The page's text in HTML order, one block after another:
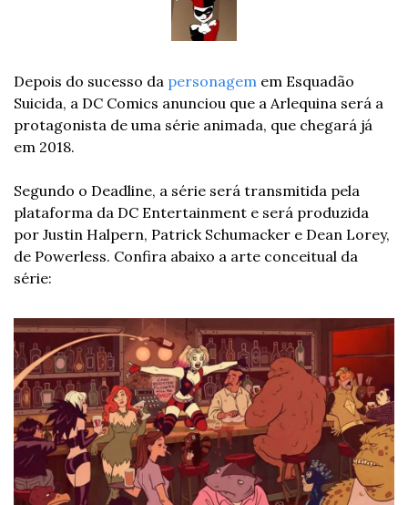
Depois do sucesso da personagem em Esquadão
Suicida, a DC Comics anunciou que a Arlequina será a
protagonista de uma série animada, que chegará já
em 2018.
Segundo o Deadline, a série será transmitida pela
plataforma da DC Entertainment e será produzida
por Justin Halpern, Patrick Schumacker e Dean Lorey,
de Powerless. Confira abaixo a arte conceitual da
série: